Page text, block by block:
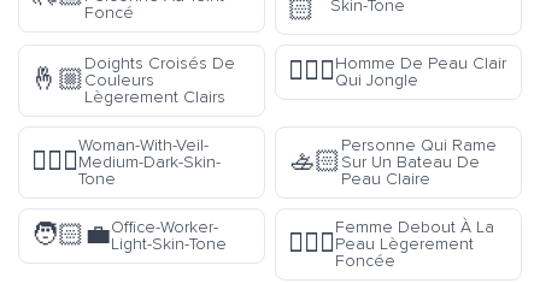
Foncé
🏻
Skin-Tone
🤞🏼
Doights Croisés De
Couleurs
Lègerement Clairs
🤹🏻‍♂️Homme De Peau Clair
Qui Jongle
👰🏾‍♀️
Woman-With-Veil-
Medium-Dark-Skin-
Tone
🚣🏻
Personne Qui Rame
Sur Un Bateau De
Peau Claire
🧑🏻‍💼Office-Worker-
Light-Skin-Tone
🧍🏾‍♀️
Femme Debout À La
Peau Lègerement
Foncée